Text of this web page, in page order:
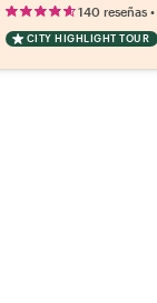
140 reseñas•
CITY HIGHLIGHT TOUR